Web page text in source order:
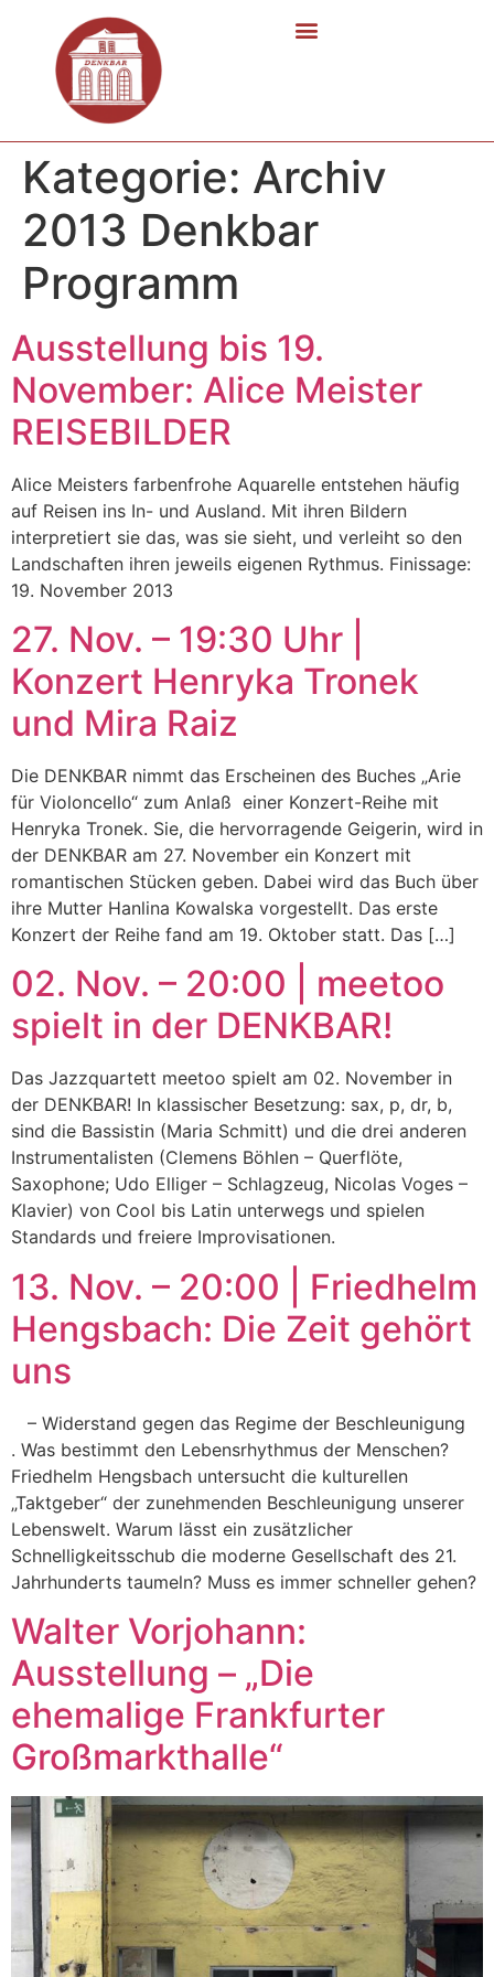
Kategorie: Archiv
2013 Denkbar
Programm
Ausstellung bis 19.
November: Alice Meister
REISEBILDER
Alice Meisters farbenfrohe Aquarelle entstehen häufig
auf Reisen ins In- und Ausland. Mit ihren Bildern
interpretiert sie das, was sie sieht, und verleiht so den
Landschaften ihren jeweils eigenen Rythmus. Finissage:
19. November 2013
27. Nov. – 19:30 Uhr |
Konzert Henryka Tronek
und Mira Raiz
Die DENKBAR nimmt das Erscheinen des Buches „Arie
für Violoncello“ zum Anlaß einer Konzert-Reihe mit
Henryka Tronek. Sie, die hervorragende Geigerin, wird in
der DENKBAR am 27. November ein Konzert mit
romantischen Stücken geben. Dabei wird das Buch über
ihre Mutter Hanlina Kowalska vorgestellt. Das erste
Konzert der Reihe fand am 19. Oktober statt. Das […]
02. Nov. – 20:00 | meetoo
spielt in der DENKBAR!
Das Jazzquartett meetoo spielt am 02. November in
der DENKBAR! In klassischer Besetzung: sax, p, dr, b,
sind die Bassistin (Maria Schmitt) und die drei anderen
Instrumentalisten (Clemens Böhlen – Querflöte,
Saxophone; Udo Elliger – Schlagzeug, Nicolas Voges –
Klavier) von Cool bis Latin unterwegs und spielen
Standards und freiere Improvisationen.
13. Nov. – 20:00 | Friedhelm
Hengsbach: Die Zeit gehört
uns
– Widerstand gegen das Regime der Beschleunigung
. Was bestimmt den Lebensrhythmus der Menschen?
Friedhelm Hengsbach untersucht die kulturellen
„Taktgeber“ der zunehmenden Beschleunigung unserer
Lebenswelt. Warum lässt ein zusätzlicher
Schnelligkeitsschub die moderne Gesellschaft des 21.
Jahrhunderts taumeln? Muss es immer schneller gehen?
Walter Vorjohann:
Ausstellung – „Die
ehemalige Frankfurter
Großmarkthalle“